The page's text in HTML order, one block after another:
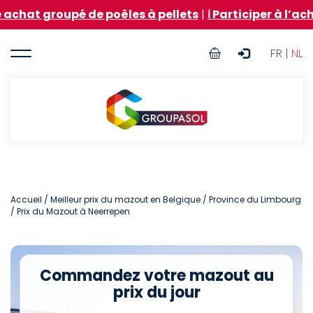
Aller
au
principal
de poêles à pellets| ℹ️ Participer à l’achat
FR | NL
User
Groupasol
Accueil / Meilleur prix du mazout en Belgique / Province du Limbourg
/ Prix du Mazout à Neerrepen
Commandez votre mazout au
prix du jour